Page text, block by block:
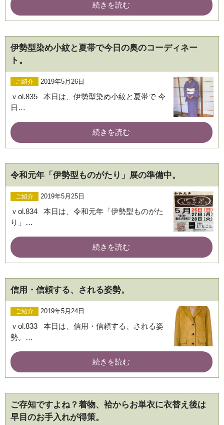
続きを読む
伊勢型染め小紋と夏帯で今日の奥のコーディネー
ト。
ご紹介 2019年5月26日
ｖol.835 本日は、伊勢型染め小紋と夏帯で 今
日…
続きを読む
令和元年「伊勢型ものがたり」展の準備中。
ご紹介 2019年5月25日
ｖol.834 本日は、令和元年「伊勢型ものがた
り」…
続きを読む
信用・信頼する、される姿勢。
ご紹介 2019年5月24日
ｖol.833 本日は、信用・信頼する、される姿
勢。…
続きを読む
ご存知ですよね？着物、袷からお単衣に衣替え後は
早目のお手入れが得策。